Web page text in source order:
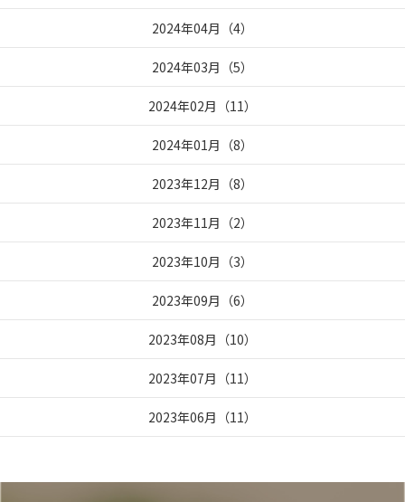
2024年04月 （4）
2024年03月 （5）
2024年02月 （11）
2024年01月 （8）
2023年12月 （8）
2023年11月 （2）
2023年10月 （3）
2023年09月 （6）
2023年08月 （10）
2023年07月 （11）
2023年06月 （11）